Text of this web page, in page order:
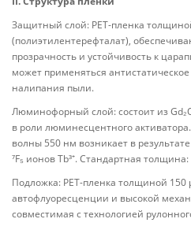
Защитный слой: PET-пленка
(полиэтилентерефталат),
прозрачность и устойчивость к
может применяться
налипания пыли.
Люминофорный слой: состоит из
в роли люминесцентного
волны 550 нм возникает в
⁷F₅ ионов Tb³⁺. Стандартная
Подложка: PET-пленка толщиной
автофлуоресценции и высокой
совместимая с технологией